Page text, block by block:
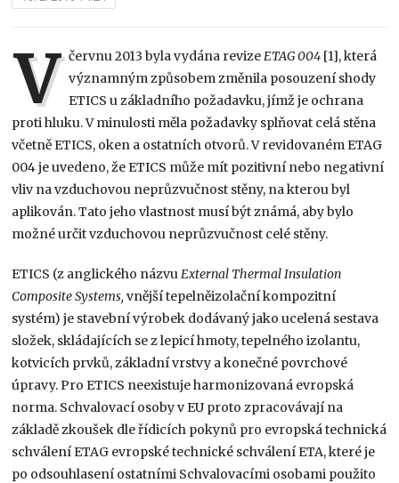
V červnu 2013 byla vydána revize ETAG 004 [1], která
významným způsobem změnila posouzení shody
ETICS u základního požadavku, jímž je ochrana
proti hluku. V minulosti měla požadavky splňovat celá stěna
včetně ETICS, oken a ostatních otvorů. V revidovaném ETAG
004 je uvedeno, že ETICS může mít pozitivní nebo negativní
vliv na vzduchovou neprůzvučnost stěny, na kterou byl
aplikován. Tato jeho vlastnost musí být známá, aby bylo
možné určit vzduchovou neprůzvučnost celé stěny.
ETICS (z anglického názvu External Thermal Insulation
Composite Systems,vnější tepelněizolační kompozitní
systém) je stavební výrobek dodávaný jako ucelená sestava
složek, skládajících se z lepicí hmoty, tepelného izolantu,
kotvicích prvků, základní vrstvy a konečné povrchové
úpravy. Pro ETICS neexistuje harmonizovaná evropská
norma. Schvalovací osoby v EU proto zpracovávají na
základě zkoušek dle řídicích pokynů pro evropská technická
schválení ETAG evropské technické schválení ETA, které je
po odsouhlasení ostatními Schvalovacími osobami použito